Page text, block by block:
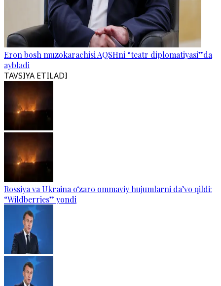
Eron bosh muzokarachisi AQSHni “teatr diplomatiyasi”da
aybladi
TAVSIYA ETILADI
Rossiya va Ukraina o‘zaro ommaviy hujumlarni da’vo qildi:
“Wildberries” yondi